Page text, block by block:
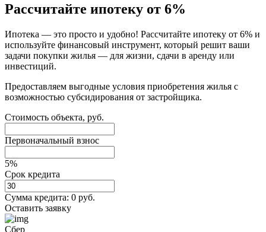
Рассчитайте ипотеку от 6%
Ипотека — это просто и удобно! Рассчитайте ипотеку от 6% и
используйте финансовый инструмент, который решит ваши
задачи покупки жилья — для жизни, сдачи в аренду или
инвестиций.
Предоставляем выгодные условия приобретения жилья с
возможностью субсидирования от застройщика.
Стоимость объекта, руб.
Первоначальный взнос
5%
Срок кредита
Сумма кредита: 0 руб.
Оставить заявку
Сбер